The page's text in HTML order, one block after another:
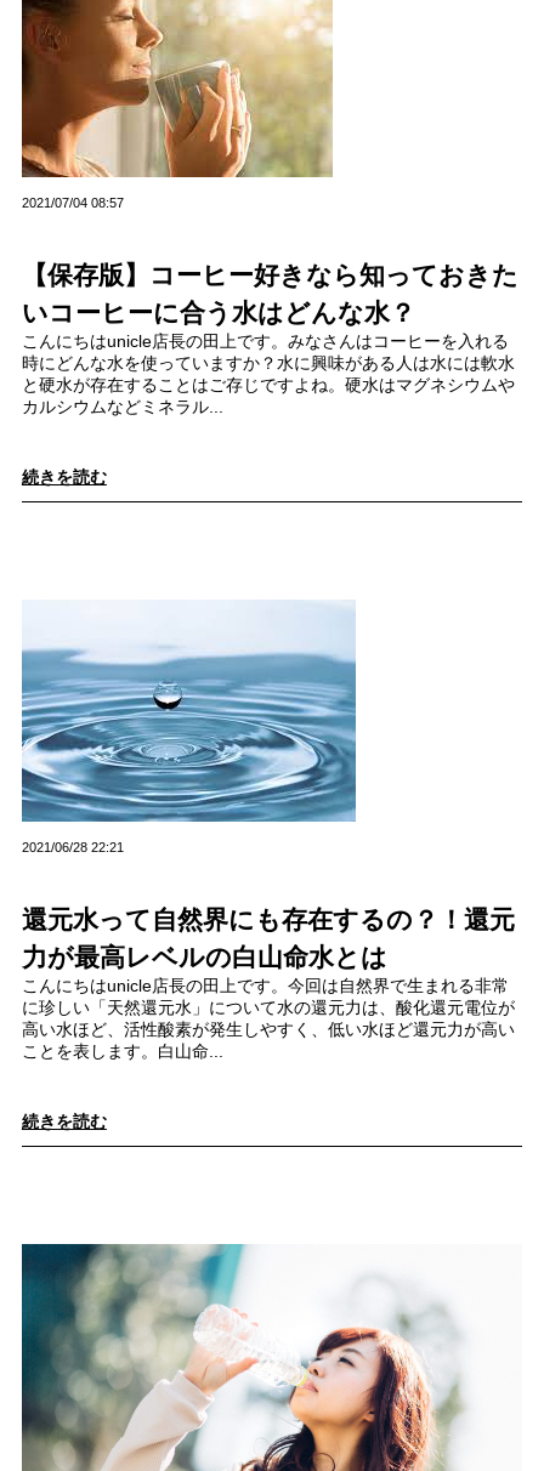
【保存版】コーヒー好きなら知っておきた
いコーヒーに合う水はどんな水？
2021/07/04 08:57
こんにちはunicle店長の田上です。みなさんはコーヒーを入れる
時にどんな水を使っていますか？水に興味がある人は水には軟水
と硬水が存在することはご存じですよね。硬水はマグネシウムや
カルシウムなどミネラル...
続きを読む
還元水って自然界にも存在するの？！還元
力が最高レベルの白山命水とは
2021/06/28 22:21
こんにちはunicle店長の田上です。今回は自然界で生まれる非常
に珍しい「天然還元水」について水の還元力は、酸化還元電位が
高い水ほど、活性酸素が発生しやすく、低い水ほど還元力が高い
ことを表します。白山命...
続きを読む